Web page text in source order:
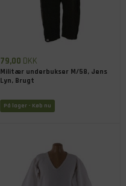
79,00 DKK
Militær underbukser M/58, Jens
Lyn, Brugt
På lager - Køb nu